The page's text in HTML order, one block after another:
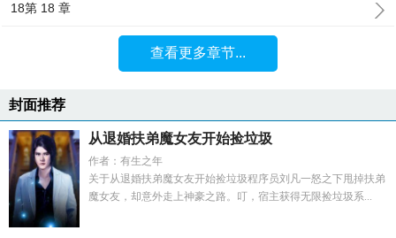
18第 18 章
查看更多章节...
封面推荐
从退婚扶弟魔女友开始捡垃圾
作者：有生之年
关于从退婚扶弟魔女友开始捡垃圾程序员刘凡一怒之下甩掉扶弟
魔女友，却意外走上神豪之路。叮，宿主获得无限捡垃圾系...